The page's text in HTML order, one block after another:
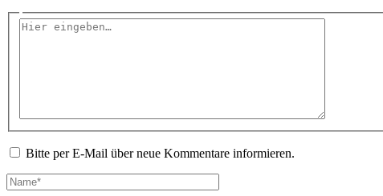
Hier
Bitte per E-Mail über neue Kommentare informieren.
Name*